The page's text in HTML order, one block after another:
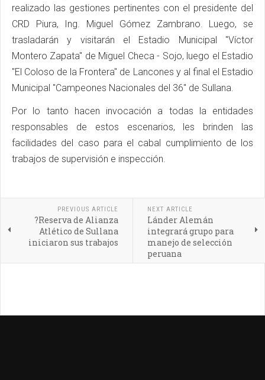
realizado las gestiones pertinentes con el presidente del
CRD Piura, Ing. Miguel Gómez Zambrano. Luego, se
trasladarán y visitarán el Estadio Municipal "Víctor
Montero Zapata" de Miguel Checa - Sojo, luego el Estadio
"El Coloso de la Frontera" de Lancones y al final el Estadio
Municipal "Campeones Nacionales del 36" de Sullana.
Por lo tanto hacen invocación a todas la entidades
responsables de estos escenarios, les brinden las
facilidades del caso para el cabal cumplimiento de los
trabajos de supervisión e inspección.
PREVIOUS ARTICLE
?Reserva de Alianza
Atlético de Sullana
iniciaron sus trabajos
NEXT ARTICLE
Lánder Alemán
integrará grupo para
manejo de selección
peruana